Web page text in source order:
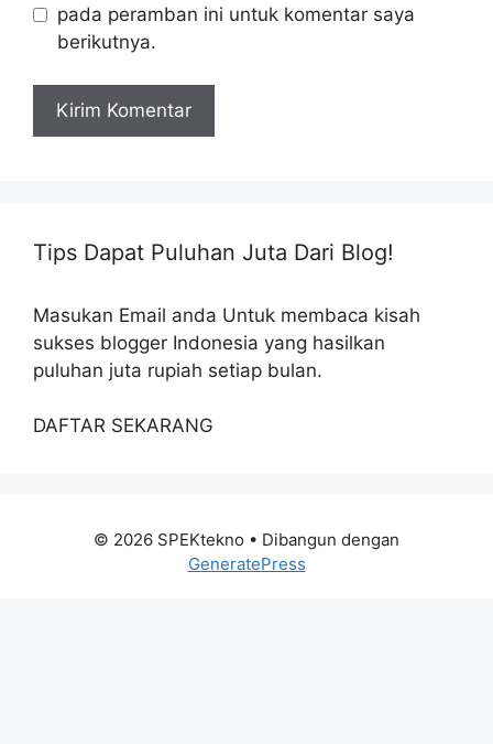
pada peramban ini untuk komentar saya
berikutnya.
Tips Dapat Puluhan Juta Dari Blog!
Masukan Email anda Untuk membaca kisah
sukses blogger Indonesia yang hasilkan
puluhan juta rupiah setiap bulan.
DAFTAR SEKARANG
© 2026 SPEKtekno • Dibangun dengan
GeneratePress